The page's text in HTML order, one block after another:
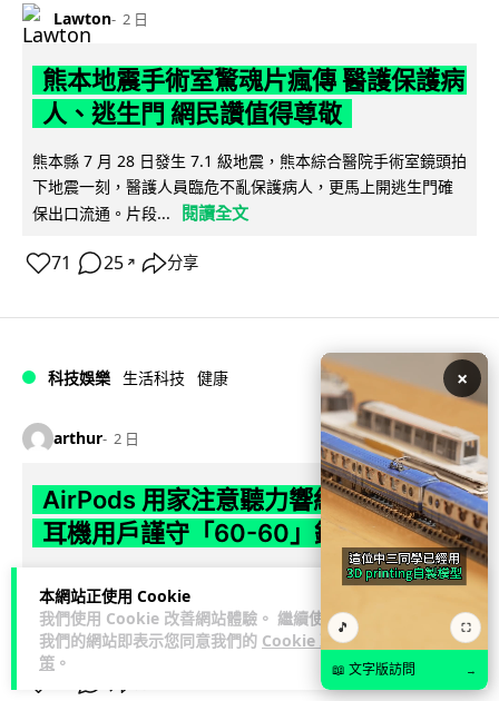
本網站正使用 Cookie
我們使用 Cookie 改善網站體驗。 繼續使用
我們的網站即表示您同意我們的 Cookie 政
策 。
Lawton 2 日
熊本地震手術室驚魂片瘋傳 醫護保護病
人、逃生門 網民讚值得尊敬
熊本縣 7 月 28 日發生 7.1 級地震，熊本綜合醫院手術室鏡頭拍
下地震一刻，醫護人員臨危不亂保護病人，更馬上開逃生門確
保出口流通。片段...
閱讀全文
71 25 ↗ 分享
科技娛樂 生活科技 健康
arthur 2 日
AirPods 用家注意聽力響紅燈 醫學界籲
耳機用戶謹守「60-60」鐵律
長時間高音量佩戴耳機可能導致永久性噪音性聽損。本文盤點 4
大聽力受損警號，介紹科學護耳的「60-60 原則」及 Apple 內
置防護功能，... 閱讀全文
×
🎵 ⛶
📖 文字版訪問 →